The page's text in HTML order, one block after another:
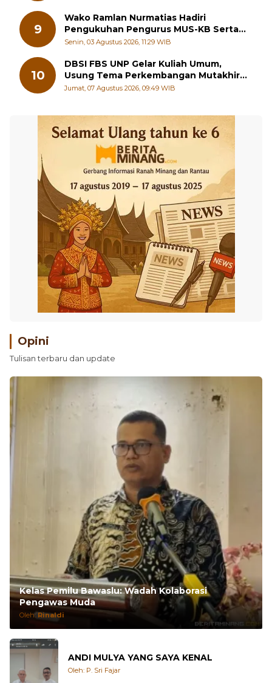
9
Wako Ramlan Nurmatias Hadiri
Pengukuhan Pengurus MUS-KB Serta
LMKB Periode 2026-2031,
Senin, 03 Agustus 2026, 11:29 WIB
10
DBSI FBS UNP Gelar Kuliah Umum,
Usung Tema Perkembangan Mutakhir
Sastra Dunia
Jumat, 07 Agustus 2026, 09:49 WIB
Opini
Tulisan terbaru dan update
Kelas Pemilu Bawaslu: Wadah Kolaborasi
Pengawas Muda
Oleh: Rinaldi
ANDI MULYA YANG SAYA KENAL
Oleh: P. Sri Fajar